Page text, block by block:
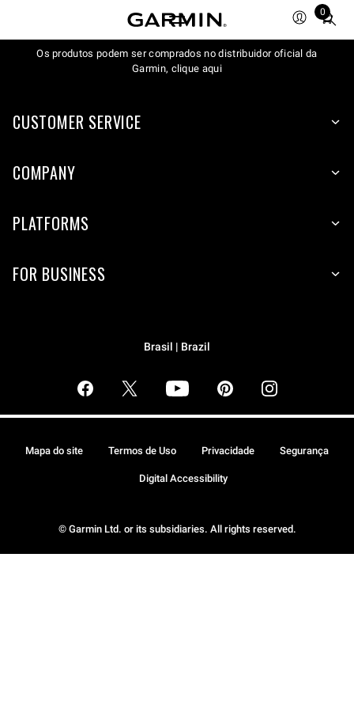
0
Total
items
in
Os produtos podem ser comprados no distribuidor oficial da
Garmin, clique aqui
CUSTOMER SERVICE
COMPANY
PLATFORMS
FOR BUSINESS
Brasil | Brazil
© Garmin Ltd. or its subsidiaries. All rights reserved.
Mapa do site Termos de Uso Privacidade Segurança
Digital Accessibility